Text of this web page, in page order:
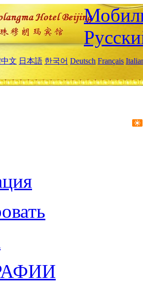
文 日本語 한국어 Deutsch Français